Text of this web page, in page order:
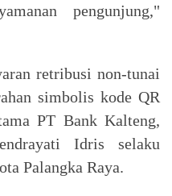
pengunjung,"
retribusi non-tunai
simbolis kode QR
PT Bank Kalteng,
Idris selaku
Palangka Raya.